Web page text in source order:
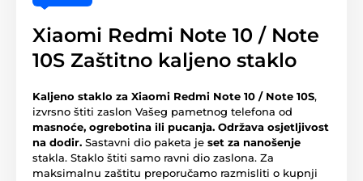
Xiaomi Redmi Note 10 / Note
10S Zaštitno kaljeno staklo
Kaljeno staklo za Xiaomi Redmi Note 10 / Note 10S,
izvrsno štiti zaslon Vašeg pametnog telefona od
masnoće, ogrebotina ili pucanja. Održava osjetljivost
na dodir. Sastavni dio paketa je set za nanošenje
stakla. Staklo štiti samo ravni dio zaslona. Za
maksimalnu zaštitu preporučamo razmisliti o kupnji